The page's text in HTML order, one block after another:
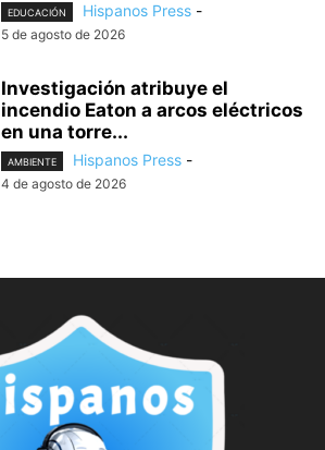
EDUCACIÓN Hispanos Press -
5 de agosto de 2026
Investigación atribuye el
incendio Eaton a arcos eléctricos
en una torre...
AMBIENTE Hispanos Press -
4 de agosto de 2026